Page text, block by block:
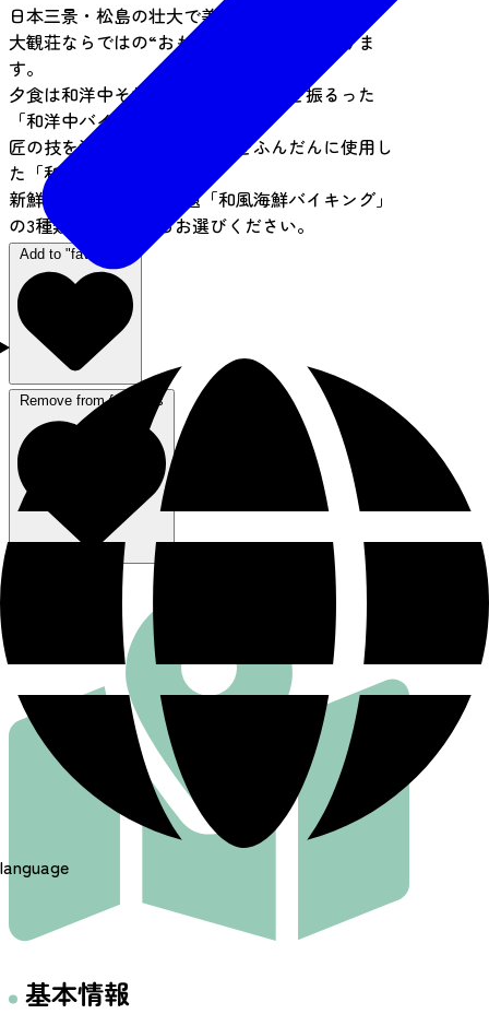
language
日本三景・松島の壮大で美しいロケーション。
大観荘ならではの“おもてなし”がここにありま
す。
夕食は和洋中それぞれのシェフが腕を振るった
「和洋中バイキング」。
匠の技を活かし、季節の食材をふんだんに使用し
た「和食会席」。
新鮮な海の幸が食べ放題「和風海鮮バイキング」
の3種類のお食事からお選びください。
Add to "favorites"
Remove from favorites
基本情報